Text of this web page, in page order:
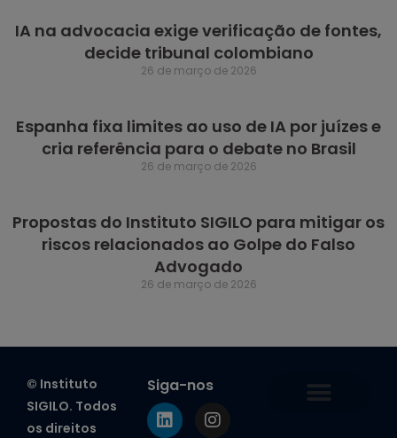
IA na advocacia exige verificação de fontes,
decide tribunal colombiano
26 de março de 2026
Espanha fixa limites ao uso de IA por juízes e
cria referência para o debate no Brasil
26 de março de 2026
Propostas do Instituto SIGILO para mitigar os
riscos relacionados ao Golpe do Falso
Advogado
26 de março de 2026
© Instituto
SIGILO. Todos
os direitos
Siga-nos